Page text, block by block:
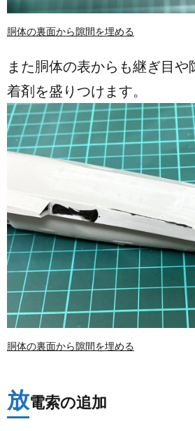
胴体の裏面から隙間を埋める
また胴体の表からも継ぎ目
着剤を盛りつけます。
胴体の裏面から隙間を埋める
放電索の追加